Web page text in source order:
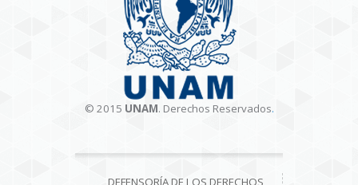
© 2015 UNAM. Derechos Reservados.
DEFENSORÍA DE LOS DERECHOS